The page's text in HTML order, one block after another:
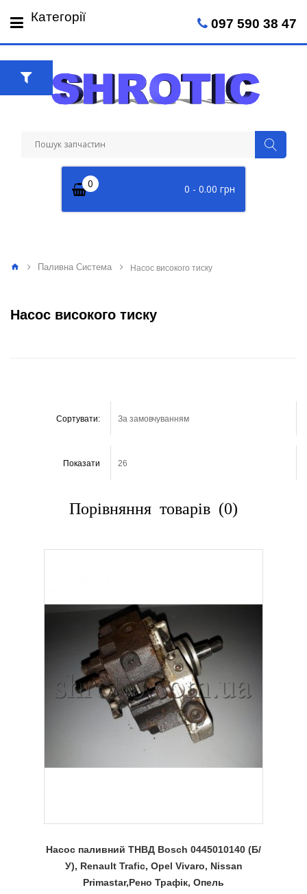
Сб: 09:00 - 14:00
0 - 0.00 грн
0
097 590 38 47
Категорії
Паливна Система Насос високого тиску
Насос високого тиску
Сортувати:
Показати
Порівняння товарів (0)
Насос паливний ТНВД Bosch 0445010140 (Б/
У), Renault Trafic, Opel Vivaro, Nissan
Primastar,Рено Трафік, Опель